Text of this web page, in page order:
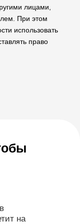
лицами,
При этом
использовать
право